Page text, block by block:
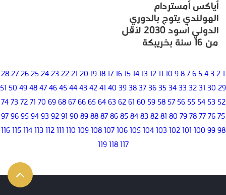
أياكس أمستردام
الهولندي يتوج بالدوري
الدولي أسود 2030 لأقل
من 16 سنة بخريبكة
1
2
3
4
5
6
7
8
9
10
11
12
13
14
15
16
17
18
19
20
21
22
23
24
25
26
27
28
29
30
31
32
33
34
35
36
37
38
39
40
41
42
43
44
45
46
47
48
49
50
51
52
53
54
55
56
57
58
59
60
61
62
63
64
65
66
67
68
69
70
71
72
73
74
75
76
77
78
79
80
81
82
83
84
85
86
87
88
89
90
91
92
93
94
95
96
97
98
99
100
101
102
103
104
105
106
107
108
109
110
111
112
113
114
115
116
117
118
119